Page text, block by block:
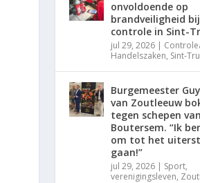
onvoldoende op
brandveiligheid bij
controle in Sint-
jul 29, 2026 |
Handelszaken, Sint-
Burgemeester
van Zoutleeuw
tegen schepen van
Boutersem. “Ik
om tot het
gaan!”
jul 29, 2026 | Sport,
verenigingsleven,